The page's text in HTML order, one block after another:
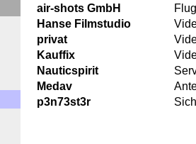
air-shots GmbH
Hanse Filmstudio
privat
Kauffix
Nauticspirit
Medav
p3n73st3r